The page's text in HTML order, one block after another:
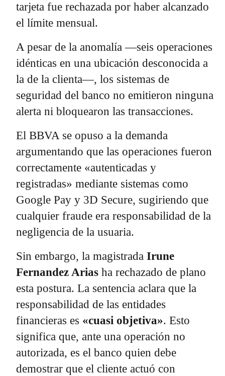
tarjeta fue rechazada por haber alcanzado
el límite mensual.
A pesar de la anomalía —seis operaciones
idénticas en una ubicación desconocida a
la de la clienta—, los sistemas de
seguridad del banco no emitieron ninguna
alerta ni bloquearon las transacciones.
El BBVA se opuso a la demanda
argumentando que las operaciones fueron
correctamente «autenticadas y
registradas» mediante sistemas como
Google Pay y 3D Secure, sugiriendo que
cualquier fraude era responsabilidad de la
negligencia de la usuaria.
Sin embargo, la magistrada Irune
Fernandez Arias ha rechazado de plano
esta postura. La sentencia aclara que la
responsabilidad de las entidades
financieras es «cuasi objetiva». Esto
significa que, ante una operación no
autorizada, es el banco quien debe
demostrar que el cliente actuó con